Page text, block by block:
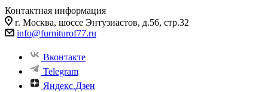
Контактная информация
г. Москва, шоссе Энтузиастов, д.56, стр.32
info@furniturof77.ru
Вконтакте
Telegram
Яндекс.Дзен